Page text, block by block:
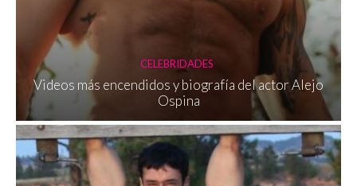
CELEBRIDADES
Videos más encendidos y biografía del actor Alejo
Ospina